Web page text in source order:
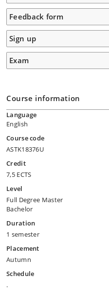
Feedback form
Sign up
Exam
Course information
Language
English
Course code
ASTK18376U
Credit
7,5 ECTS
Level
Full Degree Master
Bachelor
Duration
1 semester
Placement
Autumn
Schedule
.